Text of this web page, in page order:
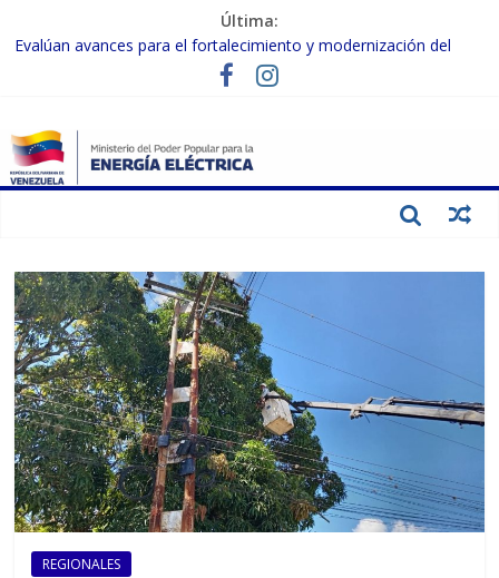
Última:
Evalúan avances para el fortalecimiento y modernización del
Inspeccionan trabajos de rehabilitación en instalaciones del SEN
Gobierno Nacional activa plan preventivo para fortalecer el SEN
ante el fenómeno de El Niño
Termocarabobo recupera el 50% de su capacidad de generación
REGIONALES